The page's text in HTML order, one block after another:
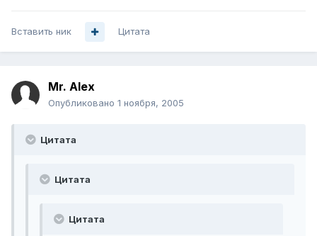
Вставить ник Цитата
Mr. Alex
Опубликовано 1 ноября, 2005
Цитата
Цитата
Цитата